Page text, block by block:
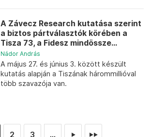
A Závecz Research kutatása szerint
a biztos pártválasztók körében a
Tisza 73, a Fidesz mindössze...
Nádor András
A május 27. és június 3. között készült
kutatás alapján a Tiszának hárommillióval
több szavazója van.
2 3 ... ► ►►